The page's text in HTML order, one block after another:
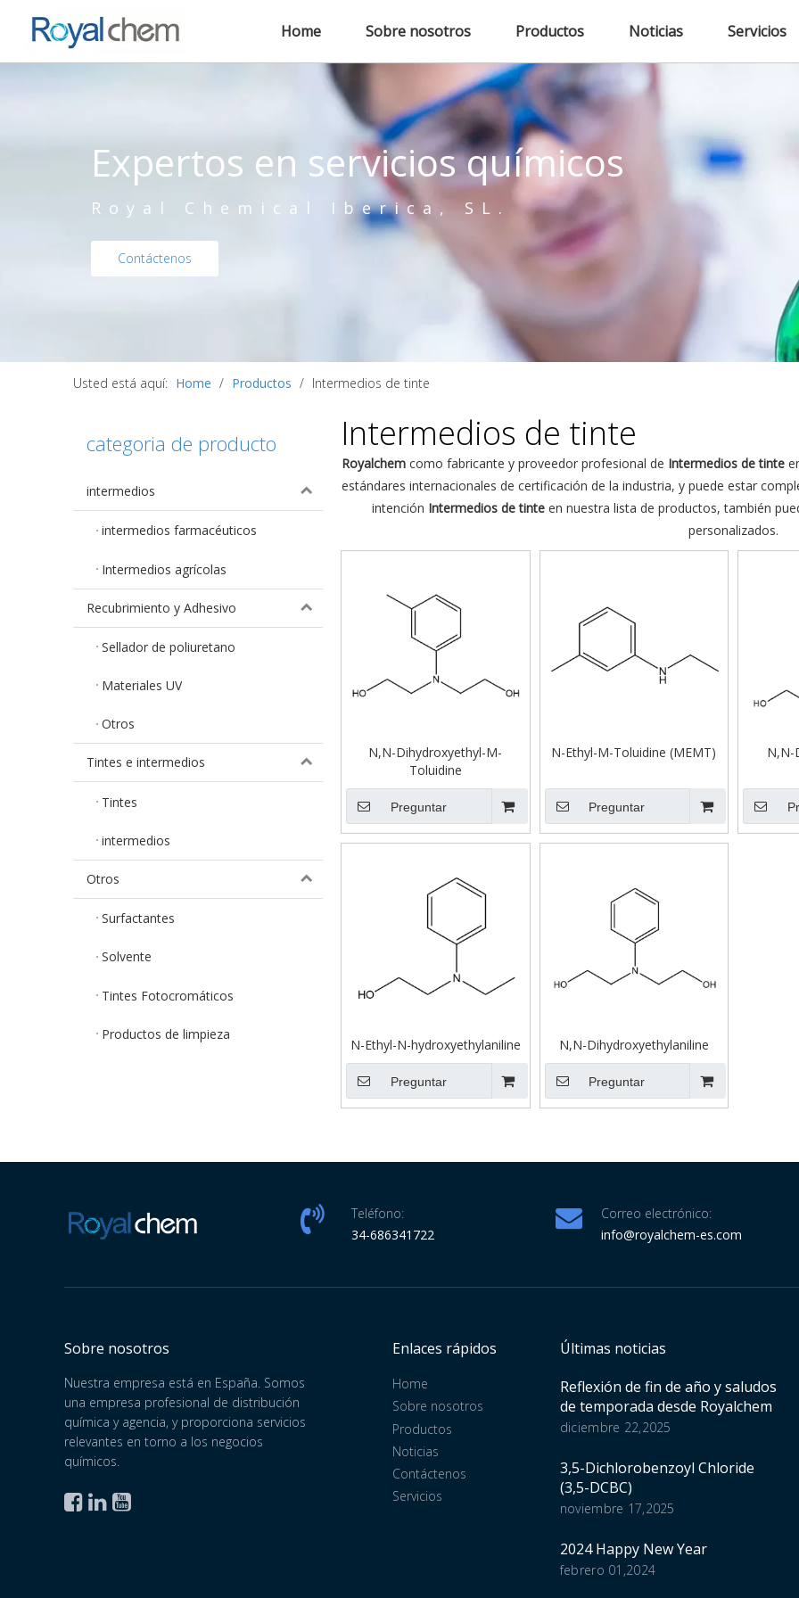
Home Sobre nosotros Productos Noticias Servicios
Expertos en servicios químicos
Royal Chemical Iberica, SL.
Contáctenos
Usted está aquí: Home / Productos / Intermedios de tinte
categoria de producto
intermedios
intermedios farmacéuticos
Intermedios agrícolas
Recubrimiento y Adhesivo
Sellador de poliuretano
Materiales UV
Otros
Tintes e intermedios
Tintes
intermedios
Otros
Surfactantes
Solvente
Tintes Fotocromáticos
Productos de limpieza
Intermedios de tinte
Royalchemcomo fabricante y proveedor profesional de Intermedios de tinte
estándares internacionales de certificación de la industria, y puede estar
intención Intermedios de tinteen nuestra lista de productos, también
personalizados.
N,N-Dihydroxyethyl-M-
Toluidine
Preguntar
N-Ethyl-M-Toluidine (MEMT)
Preguntar
N,N-
N-Ethyl-N-hydroxyethylaniline
Preguntar
N,N-Dihydroxyethylaniline
Preguntar
Teléfono:
34-686341722
Correo electrónico:
info@royalchem-es.com
Sobre nosotros
Nuestra empresa está en España. Somos
una empresa profesional de distribución
química y agencia, y proporciona servicios
relevantes en torno a los negocios
químicos.
  
Enlaces rápidos
Home
Sobre nosotros
Productos
Noticias
Contáctenos
Servicios
Últimas noticias
Reflexión de fin de año y saludos
de temporada desde Royalchem
diciembre 22,2025
3,5-Dichlorobenzoyl Chloride
(3,5-DCBC)
noviembre 17,2025
2024 Happy New Year
febrero 01,2024